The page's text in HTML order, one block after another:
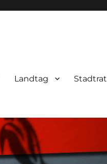
Landtag Stadtrat